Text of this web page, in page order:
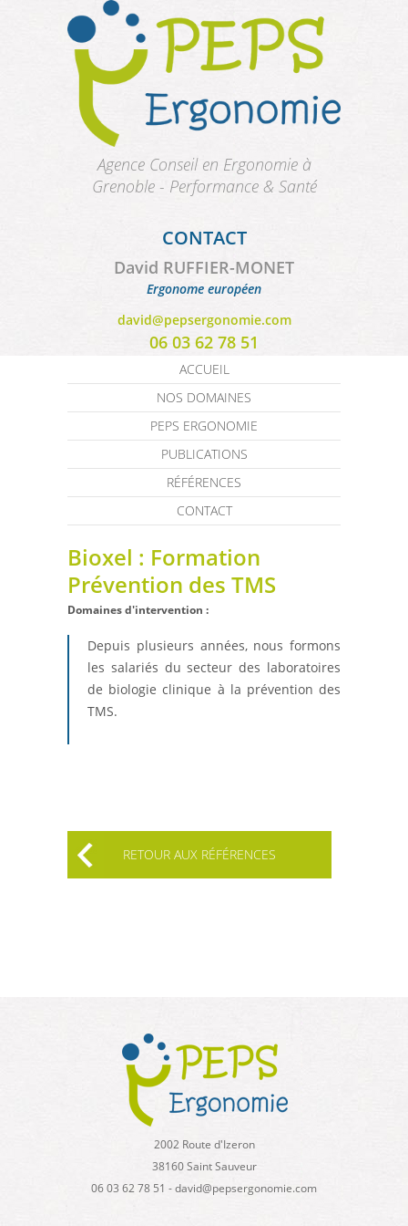
Aller au contenu principal
Agence Conseil en Ergonomie à
Grenoble - Performance & Santé
CONTACT
David RUFFIER-MONET
Ergonome européen
david@pepsergonomie.com
06 03 62 78 51
ACCUEIL
NOS DOMAINES
PEPS ERGONOMIE
PUBLICATIONS
RÉFÉRENCES
CONTACT
Bioxel : Formation
Prévention des TMS
Domaines d'intervention :
Depuis plusieurs années, nous formons
les salariés du secteur des laboratoires
de biologie clinique à la prévention des
TMS.
RETOUR AUX RÉFÉRENCES
2002 Route d'Izeron
38160 Saint Sauveur
06 03 62 78 51 - david@pepsergonomie.com